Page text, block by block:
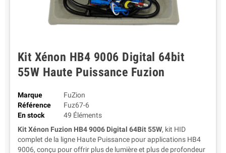
Kit Xénon HB4 9006 Digital 64bit
55W Haute Puissance Fuzion
Marque
FuZion
Référence
Fuz67-6
En stock
49 Éléments
Kit Xénon Fuzion HB4 9006 Digital 64Bit 55W, kit HID
complet de la ligne Haute Puissance pour applications HB4
9006, conçu pour offrir plus de lumière et plus de profondeur